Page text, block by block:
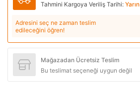
Tahmini Kargoya Veriliş Tarihi: Yarın
Adresini seç ne zaman teslim
edileceğini öğren!
Mağazadan Ücretsiz Teslim
Bu teslimat seçeneği uygun değil